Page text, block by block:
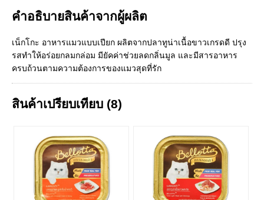
คำอธิบายสินค้าจากผู้ผลิต
เน็กโกะ อาหารแมวแบบเปียก ผลิตจากปลาทูน่าเนื้อขาวเกรดดี ปรุง
รสทำให้อร่อยกลมกล่อม มียัคค่าช่วยลดกลิ่นมูล และมีสารอาหาร
ครบถ้วนตามความต้องการของแมวสุดที่รัก
สินค้าเปรียบเทียบ (8)